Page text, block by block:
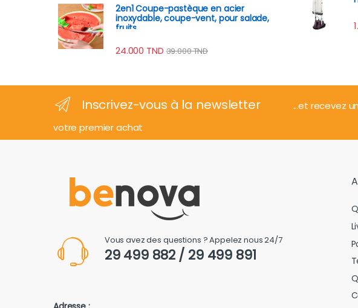
2en1 Coupe-pastèque en acier
inoxydable, coupe-vent, pour salade,
fruits
24.000 TND 39.000TND
Inscrivez-vous à la newsletter
...et recevez
votre premier achat
Vous avez des questions ? Appelez nous 24/7
29 499 882 / 29 499 891